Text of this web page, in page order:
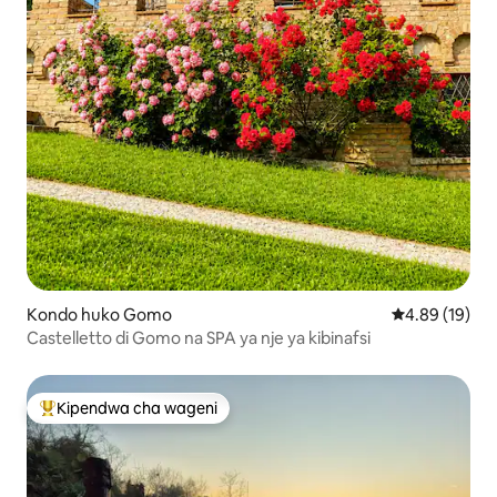
Kondo huko Gomo Ukadiriaji wa
4.89 (19)
Castelletto di Gomo na SPA ya nje ya kibinafsi
Kipendwa maarufu cha wageni
Kipendwa cha wageni